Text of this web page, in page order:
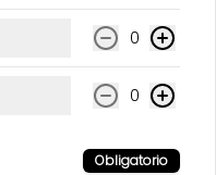
0
0
Obligatorio